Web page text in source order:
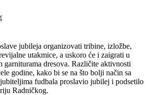
jubileja organizovati tribine, izložbe,
utakmice, a uskoro će i zaigrati u
garniturama dresova. Različite aktivnosti
godine, kako bi se na što bolji način sa
fudbala proslavio jubilej i podsetilo
Radničkog.